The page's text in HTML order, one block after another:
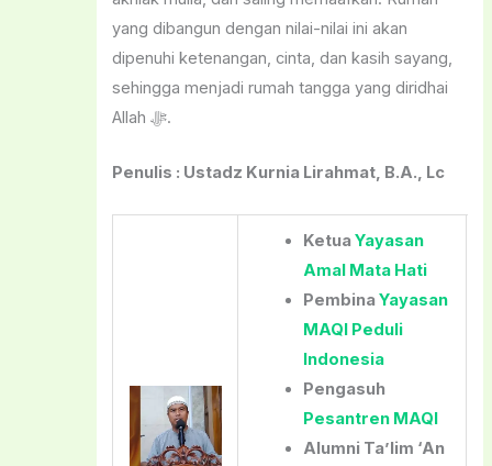
yang dibangun dengan nilai-nilai ini akan
dipenuhi ketenangan, cinta, dan kasih sayang,
sehingga menjadi rumah tangga yang diridhai
Allah ﷻ.
Penulis : Ustadz Kurnia Lirahmat, B.A., Lc
Ketua Yayasan
Amal Mata Hati
Pembina Yayasan
MAQI Peduli
Indonesia
Pengasuh
Pesantren MAQI
Alumni Ta’lim ‘An